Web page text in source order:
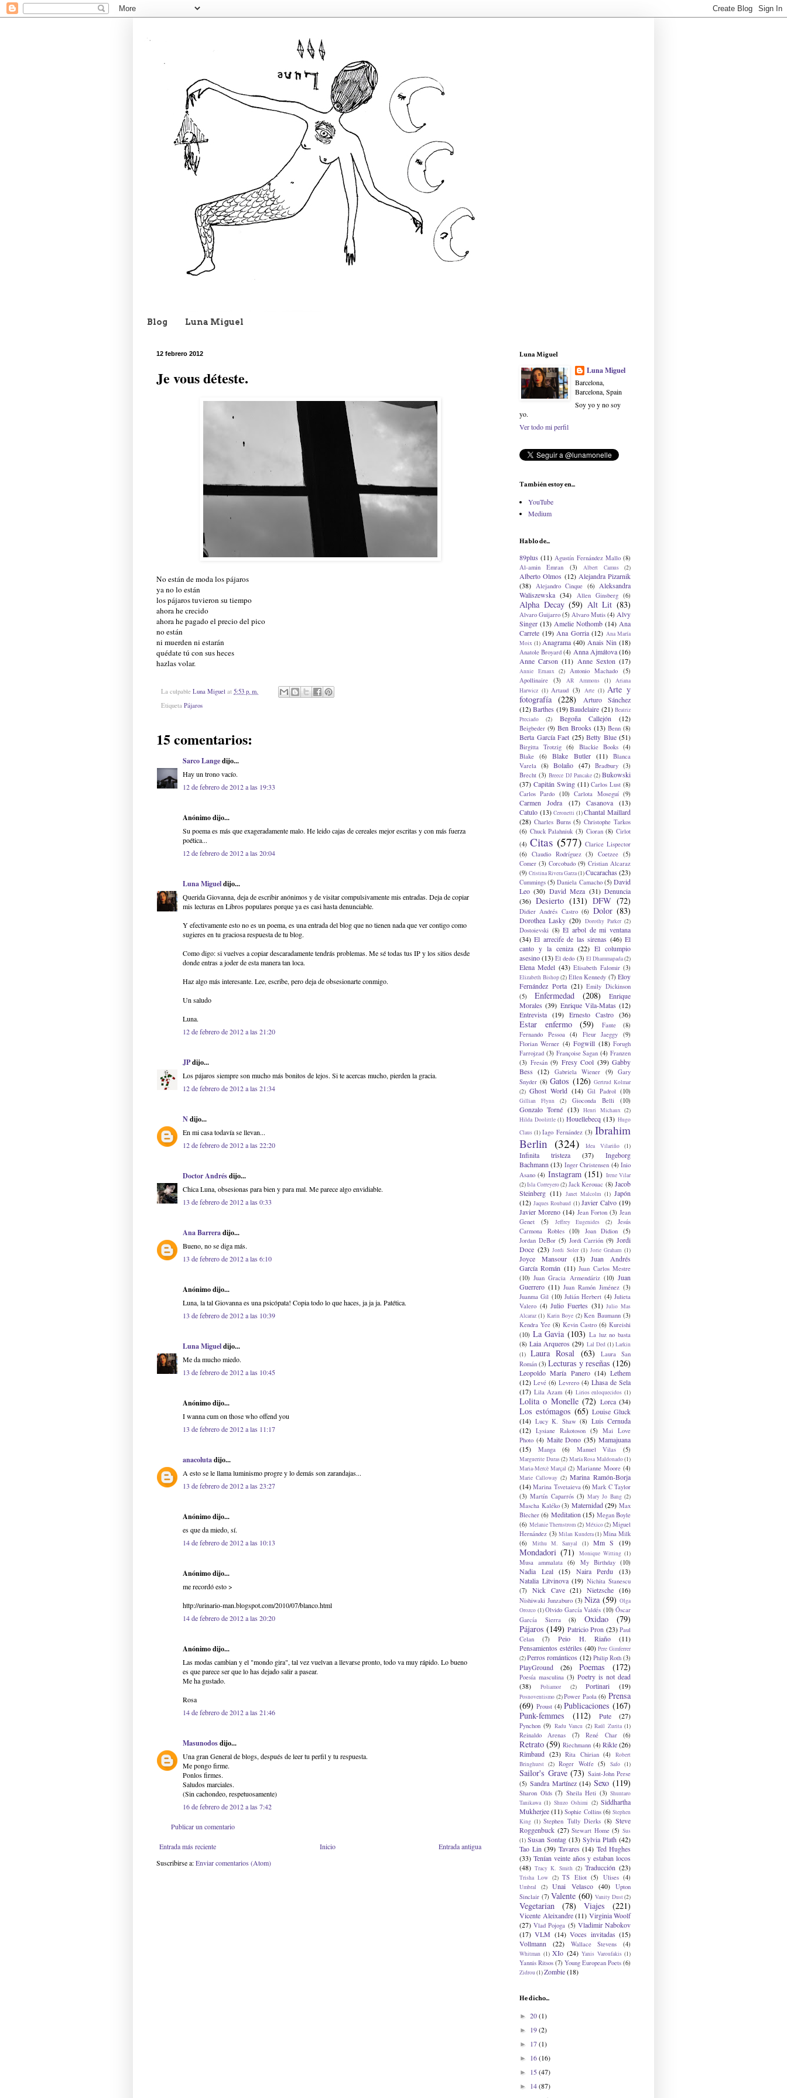
Blog Luna Miguel
12 febrero 2012
Je vous déteste.
No están de moda los pájaros
ya no lo están
los pájaros tuvieron su tiempo
ahora he crecido
ahora he pagado el precio del pico
no están
ni muerden ni estarán
quédate tú con sus heces
hazlas volar.
La culpable Luna Miguel at 5:53 p. m.
Etiqueta Pájaros
15 comentarios:
Sarco Langedijo...
Hay un trono vacío.
12 de febrero de 2012 a las 19:33
Anónimo dijo...
Su poema es más que exageradamente malo. He leido cajas de cereales mejor escritas y con más fuerza
poética...
12 de febrero de 2012 a las 20:04
Luna Migueldijo...
Querida Giovanna, deja de escribir anónimos y de visitar compulsivamente mis entradas. Deja de copiar
mis lecturas en Libros populares porque ya es casi hasta denunciable.
Y efectivamente esto no es un poema, es una entrada del blog que no tienen nada que ver contigo como
sugieres en tu graciosa respuesta de tu blog.
Como digo: si vuelves a copiar descaradamente tendrás problemas. Me sé todas tus IP y los sitios desde
donde entras a joder de esta manera tan loca.
Haz algo más interesante. Lee, escribe, pero deja de obsesionarte conmigo.
Un saludo
Luna.
12 de febrero de 2012 a las 21:20
JPdijo...
Los pájaros siempre son mucho más bonitos de lejos. Si te acercas mucho, pierden la gracia.
12 de febrero de 2012 a las 21:34
Ndijo...
En mi casa todavía se llevan...
12 de febrero de 2012 a las 22:20
Doctor Andrésdijo...
Chica Luna, obsesionas para bien y para mal. Me parece algo envidiable.
13 de febrero de 2012 a las 0:33
Ana Barreradijo...
Bueno, no se diga más.
13 de febrero de 2012 a las 6:10
Anónimo dijo...
Luna, la tal Giovanna es una psicópata! Copia todo lo que haces, ja ja ja. Patética.
13 de febrero de 2012 a las 10:39
Luna Migueldijo...
Me da mucho miedo.
13 de febrero de 2012 a las 10:45
Anónimo dijo...
I wanna cum on those who offend you
13 de febrero de 2012 a las 11:17
anacolutadijo...
A esto se le llama luminismo progre y lo demás son zarandajas...
13 de febrero de 2012 a las 23:27
Anónimo dijo...
es que da miedo, sí.
14 de febrero de 2012 a las 10:13
Anónimo dijo...
me recordó esto >
http://urinario-man.blogspot.com/2010/07/blanco.html
14 de febrero de 2012 a las 20:20
Anónimo dijo...
Las modas cambian y el "mondo gira", tal vez vuelvan a llevarse pronto, todo va muy rápido. Lo bueno
es que parece ser que lo has dejado salir a pasear.
Me ha gustado.
Rosa
14 de febrero de 2012 a las 21:46
Masunodosdijo...
Una gran General de blogs, después de leer tu perfil y tu respuesta.
Me pongo firme.
Ponlos firmes.
Saludos marciales.
(Sin cachondeo, respetuosamente)
16 de febrero de 2012 a las 7:42
Publicar un comentario
Entrada más reciente Entrada antigua
Inicio
Suscribirse a:Enviar comentarios (Atom)
Luna Miguel
Luna Miguel
Barcelona,
Barcelona, Spain
Soy yo y no soy
yo.
Ver todo mi perfil
También estoy en...
YouTube
Medium
Hablo de...
89plus (11) Agustín Fernández Mallo (8)
Al-amin Emran
(3) Albert Camus (2)
Alberto Olmos (12) Alejandra Pizarnik
(38)
Alejandro Cinque (6)
Aleksandra
Waliszewska (34) Allen Ginsberg (6)
Alpha Decay (59) Alt Lit (83)
Alvaro Guijarro (5) Alvaro Mutis (4) Alvy
Singer (13) Amelie Nothomb (14) Ana
Carrete (19) Ana Gorria (12) Ana María
Moix (1) Anagrama (40) Anais Nin (18)
Anatole Broyard (4) Anna Ajmátova (16)
Anne Carson (11) Anne Sexton (17)
Annie Ernaux (2) Antonio Machado
(5)
Apollinaire
(3) AR Ammons (1)
Ariana
Harwicz (1) Artaud (3) Arte (1) Arte y
fotografía (228)
Arturo Sánchez
(12) Barthes (19) Baudelaire (21) Beatriz
Preciado
(2) Begoña Callejón (12)
Beigbeder (9) Ben Brooks (13) Benn (8)
Berta García Faet (25) Betty Blue (51)
Birgitta Trotzig (6) Blackie Books (4)
Blake
(6) Blake Butler (11)
Blanca
Varela
(8) Bolaño (47) Bradbury (3)
Brecht (3) Breece DJ Pancake (2) Bukowski
(37) Capitán Swing (11) Carlos Lust (8)
Carlos Pardo (10) Carlota Moseguí (9)
Carmen Jodra (17) Casanova
(13)
Catulo (13) Ceronetti (1) Chantal Maillard
(28) Charles Burns (5) Christophe Tarkos
(6) Chuck Palahniuk (3) Cioran (8) Cirlot
(4) Citas (577) Clarice Lispector
(6)
Claudio Rodríguez (3) Coetzee (5)
Comer (3) Corcobado (9) Cristian Alcaraz
(9) Cristina Rivera Garza(1)Cucarachas (23)
Cummings (5) Daniela Camacho (5) David
Leo (30) David Meza (31) Denuncia
(36) Desierto (131) DFW (72)
Didier Andrés Castro (6) Dolor (83)
Dorothea Lasky (20) Dorothy Parker (2)
Dostoievski (8) El arbol de mi ventana
(34) El arrecife de las sirenas (46) El
canto y la ceniza (22) El columpio
asesino(13) El dedo (3) El Dhammapada(2)
Elena Medel (43) Elisabeth Falomir (3)
Elizabeth Bishop(2) Ellen Kennedy (7) Eloy
Fernández Porta (21) Emily Dickinson
(5)
Enfermedad (208)
Enrique
Morales (39) Enrique Vila-Matas (12)
Entrevista (19) Ernesto Castro (36)
Estar enfermo (59) Fante
(8)
Fernando Pessoa
(4) Fleur Jaeggy
(9)
Florian Werner (4) Fogwill (18) Forugh
Farrojzad (3) Françoise Sagan (4) Franzen
(3) Fresán (9) Fresy Cool (39) Gabby
Bess (12) Gabriela Wiener (9)
Gary
Snyder (8) Gatos (126) Gertrud Kolmar
(2) Ghost World (14) Gil Padrol (10)
Gillian Flynn (2) Gioconda Belli (10)
Gonzalo Torné (13) Henri Michaux (2)
Hilda Doolittle (1) Houellebecq (13) Hugo
Claus (1) Iago Fernández (3) Ibrahim
Berlin (324) Idea Vilariño (1)
Infinita tristeza (37)
Ingeborg
Bachmann (13) Inger Christensen (4) Inio
Asano (4) Instagram (151) Irene Vilar
(2)Isla Correyero(2) Jack Kerouac (8) Jacob
Steinberg (11) Janet Malcolm (1) Japón
(12) Jaques Roubaud (1) Javier Calvo (19)
Javier Moreno (14) Jean Forton (3) Jean
Genet
(5) Jeffrey Eugenides (2)
Jesús
Carmona Robles
(10) Joan Didion
(5)
Jordan DeBor (5) Jordi Carrión (9) Jordi
Doce (23) Jordi Soler (1) Jorie Graham (1)
Joyce Mansour (13)
Juan Andrés
García Román (11) Juan Carlos Mestre
(10) Juan Gracia Armendáriz (10) Juan
Guerrero (11) Juan Ramón Jiménez (3)
Juanma Gil (10) Julián Herbert (4) Julieta
Valero (4) Julio Fuertes (31) Julio Mas
Alcaraz (1) Karin Boye (2) Ken Baumann (3)
Kendra Yee (8) Kevin Castro (6) Kureishi
(10) La Gavia (103) La luz no basta
(8) Laia Arqueros (29) Lal Ded (1) Larkin
(1)
Laura Rosal (63)
Laura San
Román (3) Lecturas y reseñas (126)
Leopoldo María Panero (14) Lethem
(12) Levé (6) Levrero (4) Lhasa de Sela
(17) Lila Azam (4) Lirios enloquecidos (1)
Lolita o Monelle (72) Lorca (34)
Los estómagos (65) Louise Gluck
(14) Lucy K. Shaw (8) Luis Cernuda
(12) Lysiane Rakotoson (5)
Mai Love
Photo (4) Maite Dono (35) Mamajuana
(15)
Manga (6) Manuel Vilas (5)
Marguerite Duras(2) María Rosa Maldonado(1)
Maria-Mercè Marçal (2) Marianne Moore (4)
Marie Calloway (2) Marina Ramón-Borja
(14) Marina Tsvetaieva (6) Mark C Taylor
(3) Martín Caparrós (3) Mary Jo Bang (2)
Mascha Kaléko (3) Maternidad (29) Max
Blecher (6) Meditation (15) Megan Boyle
(6) Melanie Thernstrom (2) México (2) Miguel
Hernández (3) Milan Kundera(1) Mina Milk
(6)
Mithu M. Sanyal (1) Mm S (19)
Mondadori (71) Monique Witting (1)
Musa ammalata (6) My Birthday (10)
Nadia Leal (15) Naira Perdu
(13)
Natalia Litvinova (19) Nichita Stanescu
(7)
Nick Cave (21) Nietzsche (16)
Nishiwaki Junzaburo (3) Niza (59) Olga
Orozco (1)Olvido García Valdés (10) Óscar
García Sierra
(8) Oxidao
(79)
Pájaros (149) Patricio Pron (23) Paul
Celan
(7) Peio H. Riaño
(11)
Pensamientos estériles (40) Pere Gimferrer
(2)Perros románticos (12) Philip Roth (3)
PlayGround (26) Poemas (172)
Poesía masculina (3) Poetry is not dead
(38)
Poliamor (2) Portinari (19)
Posnoventismo (2) Power Paola (6) Prensa
(69) Proust (4) Publicaciones (167)
Punk-femmes
(112) Pute (27)
Pynchon (9) Radu Vancu (2) Raúl Zurita (1)
Reinaldo Arenas (7) René Char (6)
Retrato (59) Riechmann (4) Rikle (26)
Rimbaud (23) Rita Chirian (4)
Robert
Bringhurst (2) Roger Wolfe (5) Safo (1)
Sailor's Grave (73) Saint-John Perse
(5) Sandra Martínez (14) Sexo (119)
Sharon Olds (7) Sheila Heti (3) Shuntaro
Tanikawa (1) Shuzo Oshimi (2) Siddhartha
Mukherjee (11) Sophie Collins (6) Stephen
King (1) Stephen Tully Dierks (8) Steve
Roggenbuck (27) Stewart Home (5) Sus
(1) Susan Sontag (13) Sylvia Plath (42)
Tao Lin (39) Tavares (14) Ted Hughes
(33) Tenían veinte años y estaban locos
(48) Tracy K. Smith (2) Traducción (23)
Trisha Low (2) TS Eliot (5) Ulises (4)
Umbral (2) Unai Velasco (40)
Upton
Sinclair (7) Valente (60) Vanity Dust(2)
Vegetarian (78) Viajes (221)
Vicente Aleixandre (11) Virginia Woolf
(27) Vlad Pojoga (5) Vladimir Nabokov
(17) VLM (14) Voces invitadas (15)
Vollmann
(22) Wallace Stevens (4)
Whitman (1) XIo (24) Yanis Varoufakis (1)
Yannis Ritsos (7) Young European Poets (6)
Zidrou(1)Zombie(18)
He dicho...
► 20(1)
► 19(2)
► 17(1)
► 16(16)
► 15(47)
► 14(87)